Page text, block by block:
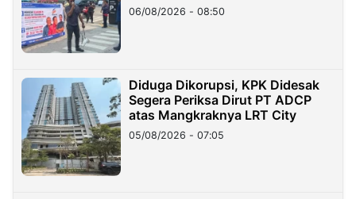
06/08/2026 - 08:50
Diduga Dikorupsi, KPK Didesak
Segera Periksa Dirut PT ADCP
atas Mangkraknya LRT City
05/08/2026 - 07:05